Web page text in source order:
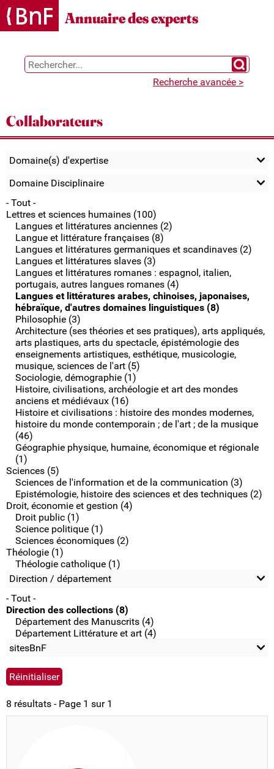
Gestion des cookies
Annuaire des experts
Chercher
Recherche avancée >
Collaborateurs
Domaine(s) d'expertise
Domaine Disciplinaire
- Tout -
Lettres et sciences humaines (100)
Langues et littératures anciennes (2)
Langue et littérature françaises (8)
Langues et littératures germaniques et scandinaves (2)
Langues et littératures slaves (3)
Langues et littératures romanes : espagnol, italien,
portugais, autres langues romanes (4)
Langues et littératures arabes, chinoises, japonaises,
hébraïque, d'autres domaines linguistiques (8)
Philosophie (3)
Architecture (ses théories et ses pratiques), arts appliqués,
arts plastiques, arts du spectacle, épistémologie des
enseignements artistiques, esthétique, musicologie,
musique, sciences de l'art (5)
Sociologie, démographie (1)
Histoire, civilisations, archéologie et art des mondes
anciens et médiévaux (16)
Histoire et civilisations : histoire des mondes modernes,
histoire du monde contemporain ; de l'art ; de la musique
(46)
Géographie physique, humaine, économique et régionale
(1)
Sciences (5)
Sciences de l'information et de la communication (3)
Epistémologie, histoire des sciences et des techniques (2)
Droit, économie et gestion (4)
Droit public (1)
Science politique (1)
Sciences économiques (2)
Théologie (1)
Théologie catholique (1)
Direction / département
- Tout -
Direction des collections (8)
Département des Manuscrits (4)
Département Littérature et art (4)
sitesBnF
8 résultats - Page 1 sur 1